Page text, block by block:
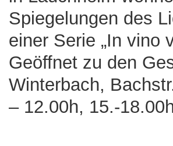
Spiegelungen des
einer Serie „In vino
Geöffnet zu den
Winterbach,
– 12.00h, 15.-